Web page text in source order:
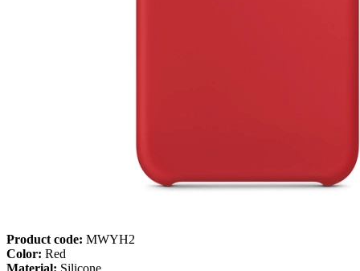
Product code: MWYH2
Color: Red
Material: Silicone